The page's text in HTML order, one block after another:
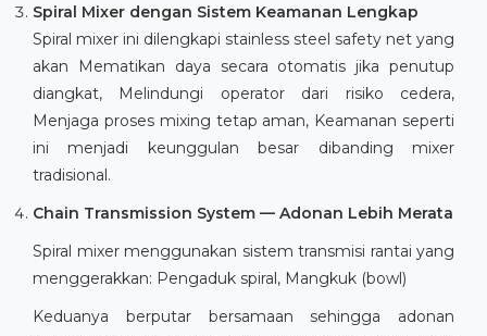
Spiral Mixer dengan Sistem Keamanan Lengkap
Spiral mixer ini dilengkapi stainless steel safety net yang
akan Mematikan daya secara otomatis jika penutup
diangkat, Melindungi operator dari risiko cedera,
Menjaga proses mixing tetap aman, Keamanan seperti
ini menjadi keunggulan besar dibanding mixer
tradisional.
Chain Transmission System — Adonan Lebih Merata
Spiral mixer menggunakan sistem transmisi rantai yang
menggerakkan: Pengaduk spiral, Mangkuk (bowl)
Keduanya berputar bersamaan sehingga adonan